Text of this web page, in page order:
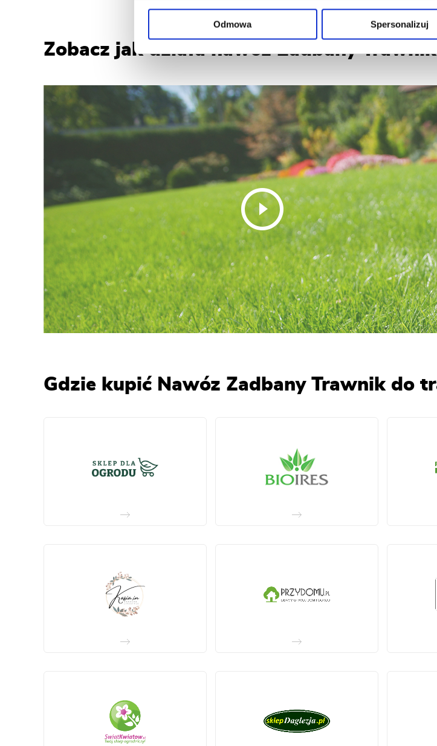
Odmowa Spersonalizuj
Zobacz jak działa nawóz Zadbany
Gdzie kupić Nawóz Zadbany Trawnik do